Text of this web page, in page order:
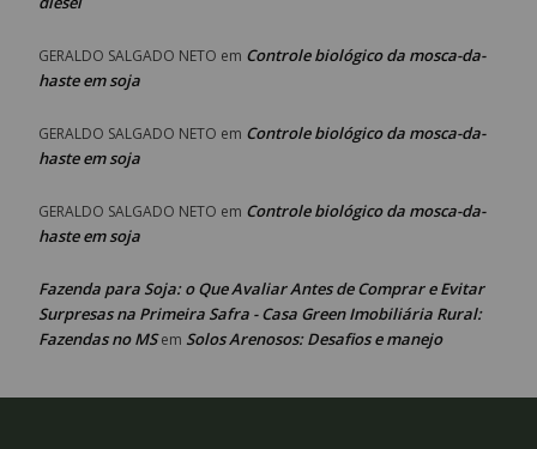
GERALDO SALGADO NETO em Controle biológico da mosca-da-
haste em soja
GERALDO SALGADO NETO em Controle biológico da mosca-da-
haste em soja
GERALDO SALGADO NETO em Controle biológico da mosca-da-
haste em soja
Fazenda para Soja: o Que Avaliar Antes de Comprar e Evitar
Surpresas na Primeira Safra - Casa Green Imobiliária Rural:
Fazendas no MSem Solos Arenosos: Desafios e manejo